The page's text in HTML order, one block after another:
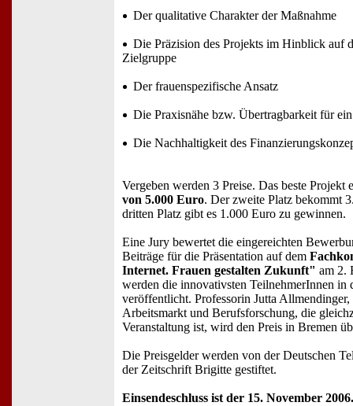
Der qualitative Charakter der Maßnahme
Die Präzision des Projekts im Hinblick auf
Zielgruppe
Der frauenspezifische Ansatz
Die Praxisnähe bzw. Übertragbarkeit für
Die Nachhaltigkeit des
Vergeben werden 3 Preise. Das beste Projekt
von 5.000 Euro. Der zweite Platz bekommt
dritten Platz gibt es 1.000 Euro zu gewinnen.
Eine Jury bewertet die eingereichten
Beiträge für die Präsentation auf dem
Internet. Frauen gestalten Zukunft" am 2.
werden die innovativsten TeilnehmerInnen in
veröffentlicht. Professorin Jutta
Arbeitsmarkt und Berufsforschung, die
Veranstaltung ist, wird den Preis in Bremen
Die Preisgelder werden von der Deutschen
der Zeitschrift Brigitte gestiftet.
Einsendeschluss ist der 15. November 2006.